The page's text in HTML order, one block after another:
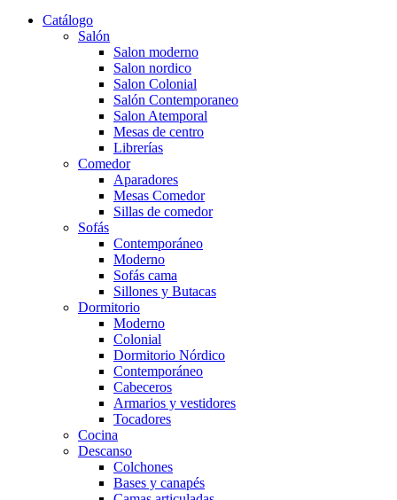
Catálogo
Salón
Salon moderno
Salon nordico
Salon Colonial
Salón Contemporaneo
Salon Atemporal
Mesas de centro
Librerías
Comedor
Aparadores
Mesas Comedor
Sillas de comedor
Sofás
Contemporáneo
Moderno
Sofás cama
Sillones y Butacas
Dormitorio
Moderno
Colonial
Dormitorio Nórdico
Contemporáneo
Cabeceros
Armarios y vestidores
Tocadores
Cocina
Descanso
Colchones
Bases y canapés